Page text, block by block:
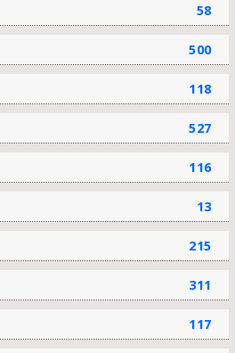
58
500
118
527
116
13
215
311
117